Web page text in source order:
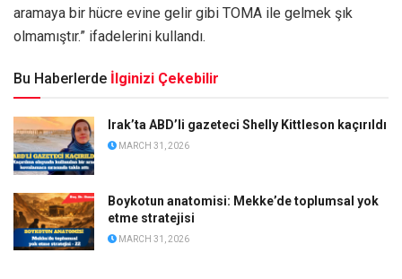
aramaya bir hücre evine gelir gibi TOMA ile gelmek şık
olmamıştır.” ifadelerini kullandı.
Bu Haberlerde İlginizi Çekebilir
Irak’ta ABD’li gazeteci Shelly Kittleson kaçırıldı
MARCH 31, 2026
Boykotun anatomisi: Mekke’de toplumsal yok
etme stratejisi
MARCH 31, 2026